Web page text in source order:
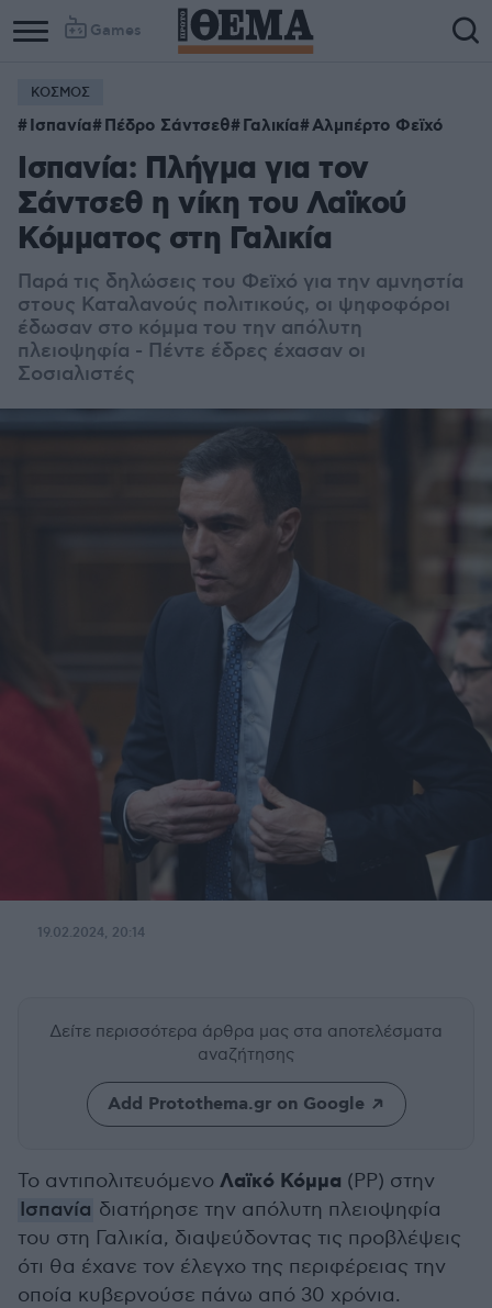
Games
ΚΟΣΜΟΣ
Ισπανία Πέδρο Σάντσεθ Γαλικία Αλμπέρτο Φεϊχό
Ισπανία: Πλήγμα για τον
Σάντσεθ η νίκη του Λαϊκού
Κόμματος στη Γαλικία
Παρά τις δηλώσεις του Φεϊχό για την αμνηστία
στους Καταλανούς πολιτικούς, οι ψηφοφόροι
έδωσαν στο κόμμα του την απόλυτη
πλειοψηφία - Πέντε έδρες έχασαν οι
Σοσιαλιστές
19.02.2024, 20:14
Δείτε περισσότερα άρθρα μας στα αποτελέσματα
αναζήτησης
Add Protothema.gr on Google
Το αντιπολιτευόμενο Λαϊκό Κόμμα (PP) στην
Ισπανία διατήρησε την απόλυτη πλειοψηφία
του στη Γαλικία, διαψεύδοντας τις προβλέψεις
ότι θα έχανε τον έλεγχο της περιφέρειας την
οποία κυβερνούσε πάνω από 30 χρόνια.